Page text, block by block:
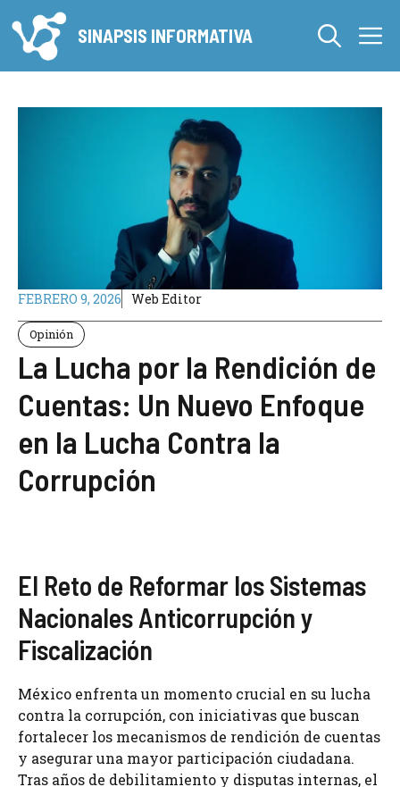
al
contenido
SINAPSIS INFORMATIVA
FEBRERO 9, 2026 Web Editor
Opinión
La Lucha por la Rendición de
Cuentas: Un Nuevo Enfoque
en la Lucha Contra la
Corrupción
El Reto de Reformar los Sistemas
Nacionales Anticorrupción y
Fiscalización
México enfrenta un momento crucial en su lucha
contra la corrupción, con iniciativas que buscan
fortalecer los mecanismos de rendición de cuentas
y asegurar una mayor participación ciudadana.
Tras años de debilitamiento y disputas internas, el